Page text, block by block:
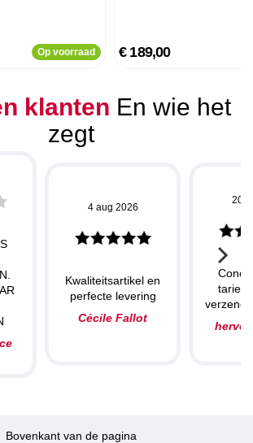
Op voorraad € 189,00
klanten En wie het
zegt
4 aug 2026
Kwaliteitsartikel en
perfecte levering
Cécile Fallot
20
herve
Bovenkant van de pagina